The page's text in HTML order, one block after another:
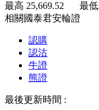
最高 25,669.52 最低
相關國泰君安輪證
認購
認沽
牛證
熊證
最後更新時間 :